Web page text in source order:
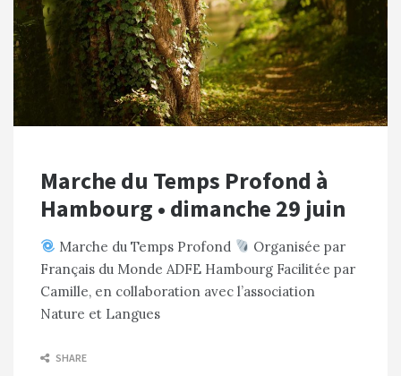
Marche du Temps Profond à
Hambourg • dimanche 29 juin
Marche du Temps Profond
Organisée par
Français du Monde ADFE Hambourg Facilitée par
Camille, en collaboration avec l’association
Nature et Langues
SHARE